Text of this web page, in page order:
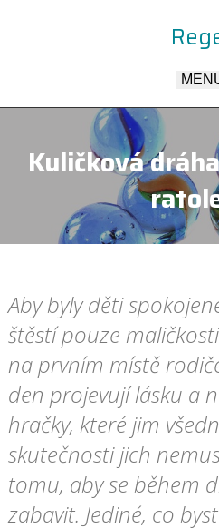
Kuličková
Aby byly děti
štěstí pouze
na prvním místě
den projevují lásku a
hračky, které jim
skutečnosti jich
tomu, aby se během
zabavit. Jediné, co